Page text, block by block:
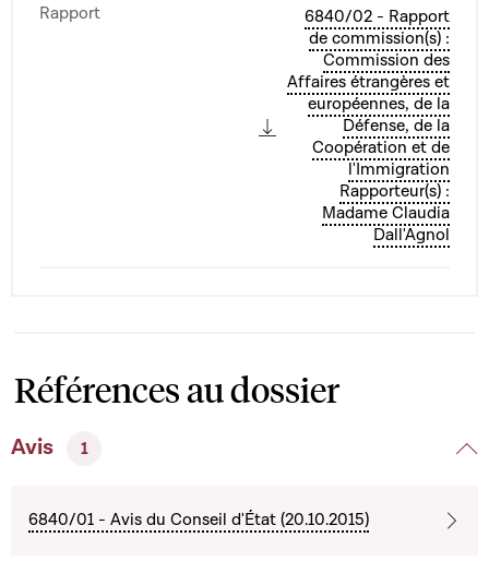
Rapport
6840/02 - Rapport
de commission(s) :
Commission des
Affaires étrangères et
européennes, de la
Défense, de la
Coopération et de
l'Immigration
Rapporteur(s) :
Madame Claudia
Dall'Agnol
Références au dossier
Avis 1
6840/01 - Avis du Conseil d'État (20.10.2015)